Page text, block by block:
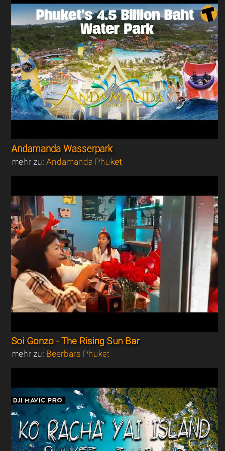
Andamanda Wasserpark
mehr zu:Andamanda Phuket
Soi Gonzo - The Rising Sun Bar
mehr zu: Beerbars Phuket